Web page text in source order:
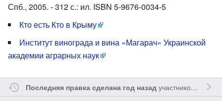
Спб., 2005. - 312 с.: ил. ISBN 5-9676-0034-5
Кто есть Кто в Крыму
Институт винограда и вина «Магарач» Украинской
академии аграрных наук
Последняя правка сделана год назадучастником